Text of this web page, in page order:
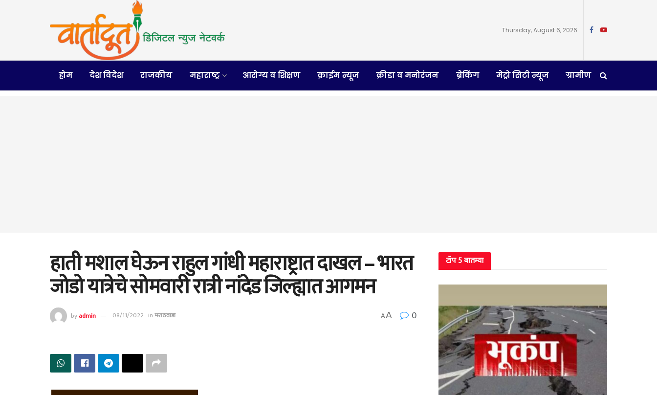
Thursday, August 6, 2026
होम देश विदेश राजकीय महाराष्ट्र आरोग्य व शिक्षण क्राईम न्यूज क्रीडा व मनोरंजन ब्रेकिंग मेट्रो सिटी न्यूज ग्रामीण
हाती मशाल घेऊन राहुल गांधी महाराष्ट्रात दाखल – भारत
जोडो यात्रेचे सोमवारी रात्री नांदेड जिल्ह्यात आगमन
byadmin 08/11/2022 inमराठवाडा AA 0
टॉप 5 बातम्या